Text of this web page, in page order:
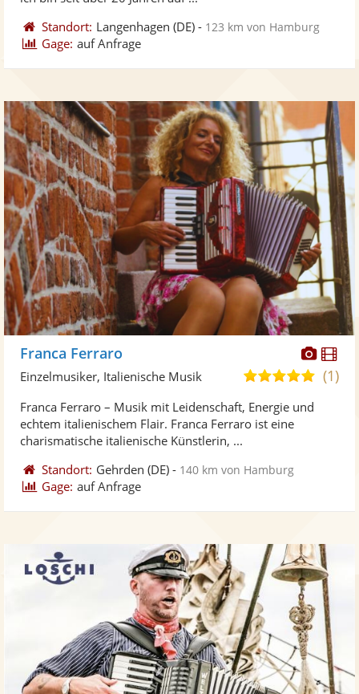
Standort: Langenhagen (DE) - 123 km von Hamburg
Gage: auf Anfrage
Franca Ferraro
5,0(1)
Einzelmusiker, Italienische Musik
Franca Ferraro – Musik mit Leidenschaft, Energie und
echtem italienischem Flair. Franca Ferraro ist eine
charismatische italienische Künstlerin, ...
Standort: Gehrden (DE) - 140 km von Hamburg
Gage: auf Anfrage